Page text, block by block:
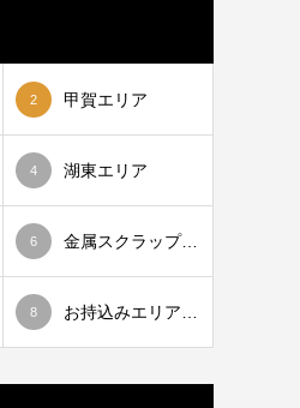
2 甲賀エリア
4 湖東エリア
6 金属スクラップ相場情報
8